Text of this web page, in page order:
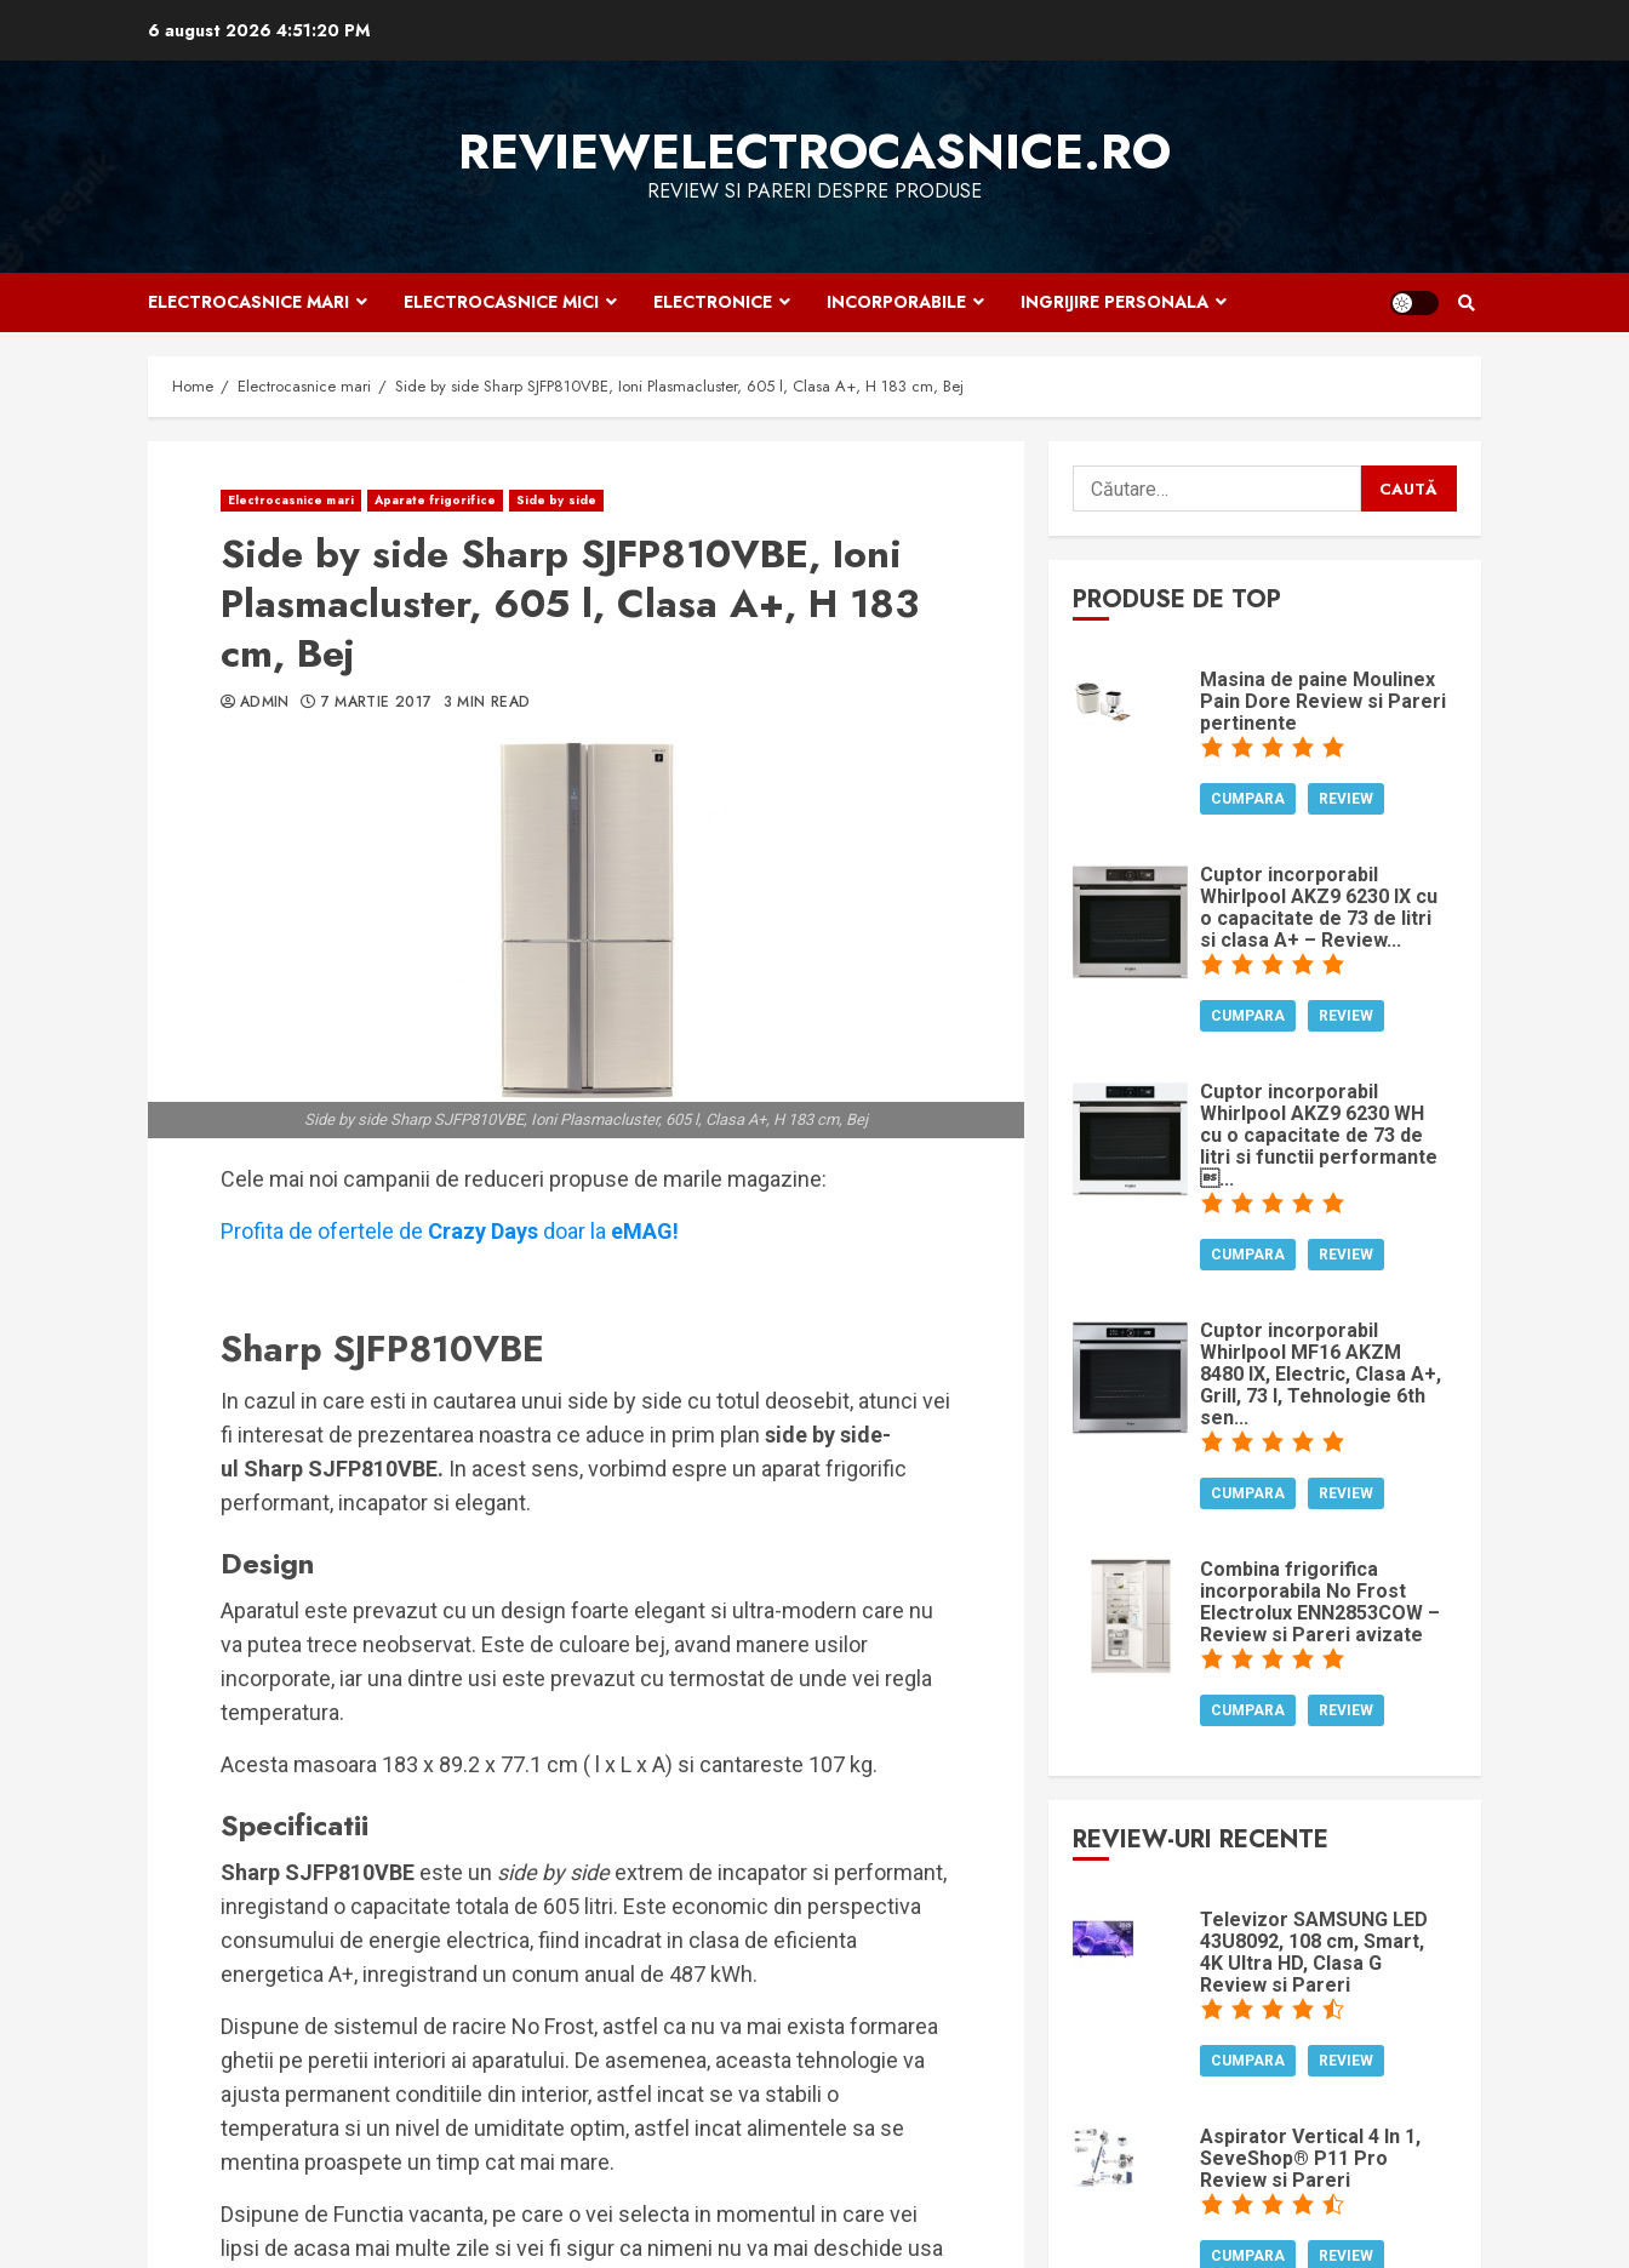
6 august 2026 4:51:21 PM
REVIEWELECTROCASNICE.RO
REVIEW SI PARERI DESPRE PRODUSE
ELECTROCASNICE MARI ELECTROCASNICE MICI ELECTRONICE INCORPORABILE INGRIJIRE PERSONALA
Home Electrocasnice mari Side by side Sharp SJFP810VBE, Ioni Plasmacluster, 605 l, Clasa A+, H 183 cm, Bej
Electrocasnice mari Aparate frigorifice Side by side
Side by side Sharp SJFP810VBE, Ioni
Plasmacluster, 605 l, Clasa A+, H 183
cm, Bej
ADMIN 7 MARTIE 2017 3 MIN READ
Side by side Sharp SJFP810VBE, Ioni Plasmacluster, 605 l, Clasa A+, H 183 cm, Bej
Cele mai noi campanii de reduceri propuse de marile magazine:
Profita de ofertele de Crazy Days doar la eMAG!
Sharp SJFP810VBE
In cazul in care esti in cautarea unui side by side cu totul deosebit, atunci vei
fi interesat de prezentarea noastra ce aduce in prim plan side by side-
ul Sharp SJFP810VBE. In acest sens, vorbimd espre un aparat frigorific
performant, incapator si elegant.
Design
Aparatul este prevazut cu un design foarte elegant si ultra-modern care nu
va putea trece neobservat. Este de culoare bej, avand manere usilor
incorporate, iar una dintre usi este prevazut cu termostat de unde vei regla
temperatura.
Acesta masoara 183 x 89.2 x 77.1 cm ( l x L x A) si cantareste 107 kg.
Specificatii
Sharp SJFP810VBE este un side by sideextrem de incapator si performant,
inregistand o capacitate totala de 605 litri. Este economic din perspectiva
consumului de energie electrica, fiind incadrat in clasa de eficienta
energetica A+, inregistrand un conum anual de 487 kWh.
Dispune de sistemul de racire No Frost, astfel ca nu va mai exista formarea
ghetii pe peretii interiori ai aparatului. De asemenea, aceasta tehnologie va
ajusta permanent conditiile din interior, astfel incat se va stabili o
temperatura si un nivel de umiditate optim, astfel incat alimentele sa se
mentina proaspete un timp cat mai mare.
Dsipune de Functia vacanta, pe care o vei selecta in momentul in care vei
lipsi de acasa mai multe zile si vei fi sigur ca nimeni nu va mai deschide usa
Caută
după:
PRODUSE DE TOP
Masina de paine Moulinex
Pain Dore Review si Pareri
pertinente
CUMPARA REVIEW
Cuptor incorporabil
Whirlpool AKZ9 6230 IX cu
o capacitate de 73 de litri
si clasa A+ – Review...
CUMPARA REVIEW
Cuptor incorporabil
Whirlpool AKZ9 6230 WH
cu o capacitate de 73 de
litri si functii performante
...
CUMPARA REVIEW
Cuptor incorporabil
Whirlpool MF16 AKZM
8480 IX, Electric, Clasa A+,
Grill, 73 l, Tehnologie 6th
sen...
CUMPARA REVIEW
Combina frigorifica
incorporabila No Frost
Electrolux ENN2853COW –
Review si Pareri avizate
CUMPARA REVIEW
REVIEW-URI RECENTE
Televizor SAMSUNG LED
43U8092, 108 cm, Smart,
4K Ultra HD, Clasa G
Review si Pareri
CUMPARA REVIEW
Aspirator Vertical 4 In 1,
SeveShop® P11 Pro
Review si Pareri
CUMPARA REVIEW